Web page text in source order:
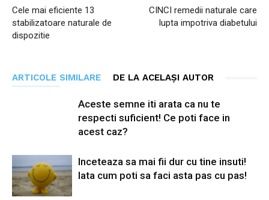
Cele mai eficiente 13
stabilizatoare naturale de
dispozitie
CINCI remedii naturale care
lupta impotriva diabetului
ARTICOLE SIMILARE DE LA ACELAȘI AUTOR
Aceste semne iti arata ca nu te
respecti suficient! Ce poti face in
acest caz?
Inceteaza sa mai fii dur cu tine insuti!
Iata cum poti sa faci asta pas cu pas!